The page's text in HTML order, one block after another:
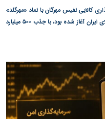
کالایی نفیس مهرگان با نماد «مهرگلد»
که از امروز و به مدت ۳ روز کاری در بورس کالای ایران آغاز شده بود، با جذب ۵۰۰ میلیارد